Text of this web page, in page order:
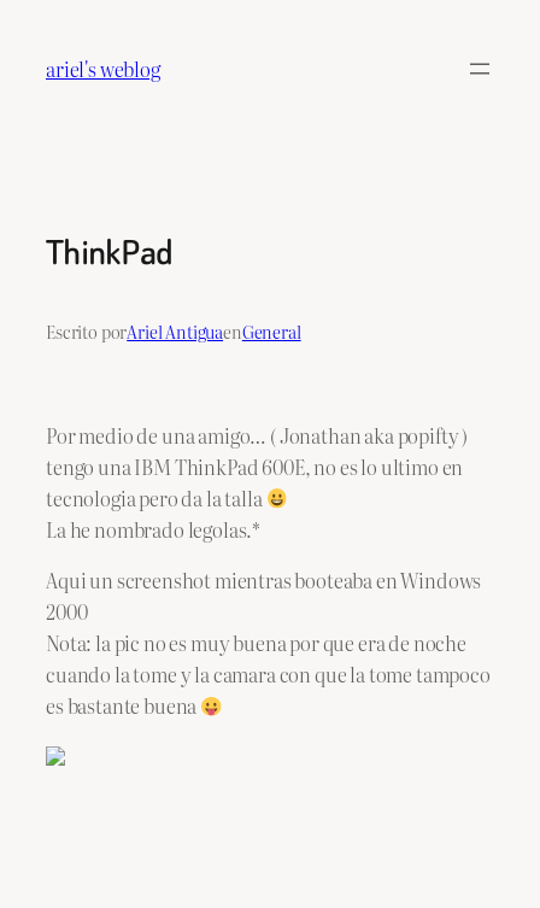
contenido
ariel's weblog
ThinkPad
Escrito porAriel AntiguaenGeneral
Por medio de una amigo… ( Jonathan aka popifty )
tengo una IBM ThinkPad 600E, no es lo ultimo en
tecnologia pero da la talla
La he nombrado legolas.*
Aqui un screenshot mientras booteaba en Windows
2000
Nota: la pic no es muy buena por que era de noche
cuando la tome y la camara con que la tome tampoco
es bastante buena